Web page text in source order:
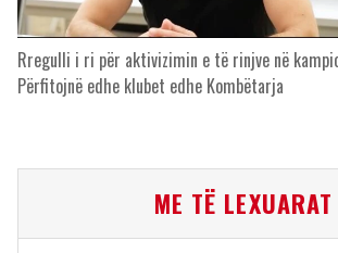
Rregulli i ri për aktivizimin e të rinjve në
Përfitojnë edhe klubet edhe Kombëtarja
ME TË LEXUARAT